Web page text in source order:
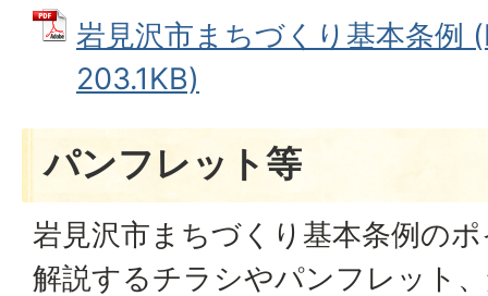
岩見沢市まちづくり基本条例
203.1KB)
パンフレット等
岩見沢市まちづくり基本条例の
解説するチラシやパンフレット